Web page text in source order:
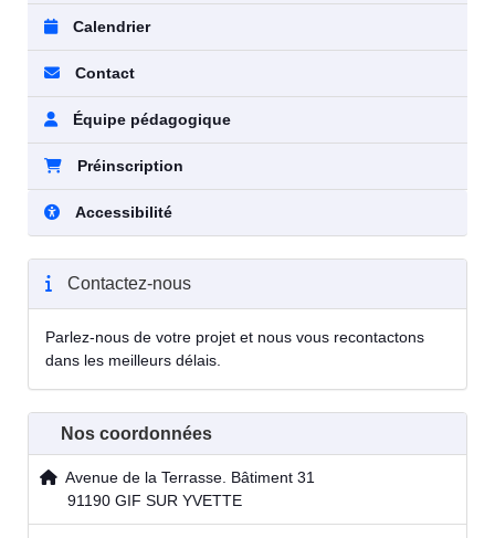
Calendrier
Contact
Équipe pédagogique
Préinscription
Accessibilité
Contactez-nous
Parlez-nous de votre projet et nous vous recontactons
dans les meilleurs délais.
Nos coordonnées
Avenue de la Terrasse. Bâtiment 31
91190 GIF SUR YVETTE